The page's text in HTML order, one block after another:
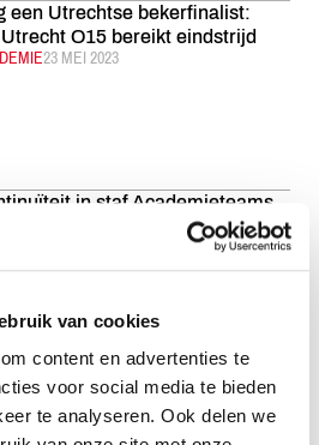
van cookies
content en advertenties te
voor social media te bieden
te analyseren. Ook delen we
een Utrechtse bekerfinalist:
O15 bereikt eindstrijd
GEPUBLICEERD:
23 MEI 2023
in staf Academieteams
Liza van der Most naar
Vrouwen
GEPUBLICEERD:
23 MEI 2023